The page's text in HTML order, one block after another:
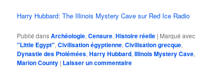
Harry Hubbard: The Illinois Mystery Cave sur Red Ice Radio
Publié dansArchéologie,Censure,Histoire réelle | Marqué avec
"Little Egypt",Civilisation égyptienne,Civilisation grecque,
Dynastie des Ptolémées,Harry Hubbard,Illinois Mystery Cave,
Marion County | Laisser un commentaire